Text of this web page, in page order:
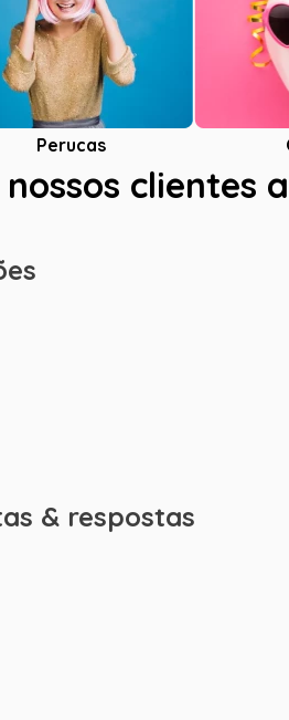
Perucas
nossos clientes
& respostas